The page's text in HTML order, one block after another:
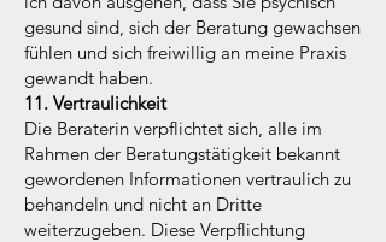
gesund sind, sich der Beratung gewachsen
fühlen und sich freiwillig an meine Praxis
gewandt haben.
11. Vertraulichkeit
Die Beraterin verpflichtet sich, alle im
Rahmen der Beratungstätigkeit bekannt
gewordenen Informationen vertraulich zu
behandeln und nicht an Dritte
weiterzugeben. Diese Verpflichtung